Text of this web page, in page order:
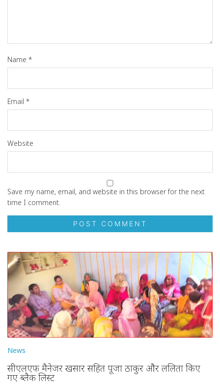
Name *
Email *
Website
Save my name, email, and website in this browser for the next
time I comment.
News
सीएलएफ मैनेजर रुखसार सहित पूजा ठाकुर और ललिता किए
गए ब्लैक लिस्ट